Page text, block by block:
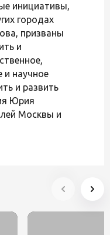
инициативы,
городах
призваны
и
и научное
и развить
Юрия
Москвы и